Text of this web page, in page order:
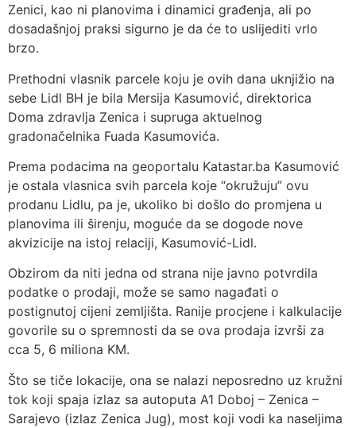
Zenici, kao ni planovima i dinamici građenja, ali po
dosadašnjoj praksi sigurno je da će to uslijediti vrlo
brzo.
Prethodni vlasnik parcele koju je ovih dana uknjižio na
sebe Lidl BH je bila Mersija Kasumović, direktorica
Doma zdravlja Zenica i supruga aktuelnog
gradonačelnika Fuada Kasumovića.
Prema podacima na geoportalu Katastar.ba Kasumović
je ostala vlasnica svih parcela koje “okružuju” ovu
prodanu Lidlu, pa je, ukoliko bi došlo do promjena u
planovima ili širenju, moguće da se dogode nove
akvizicije na istoj relaciji, Kasumović-Lidl.
Obzirom da niti jedna od strana nije javno potvrdila
podatke o prodaji, može se samo nagađati o
postignutoj cijeni zemljišta. Ranije procjene i kalkulacije
govorile su o spremnosti da se ova prodaja izvrši za
cca 5, 6 miliona KM.
Što se tiče lokacije, ona se nalazi neposredno uz kružni
tok koji spaja izlaz sa autoputa A1 Doboj – Zenica –
Sarajevo (izlaz Zenica Jug), most koji vodi ka naseljima